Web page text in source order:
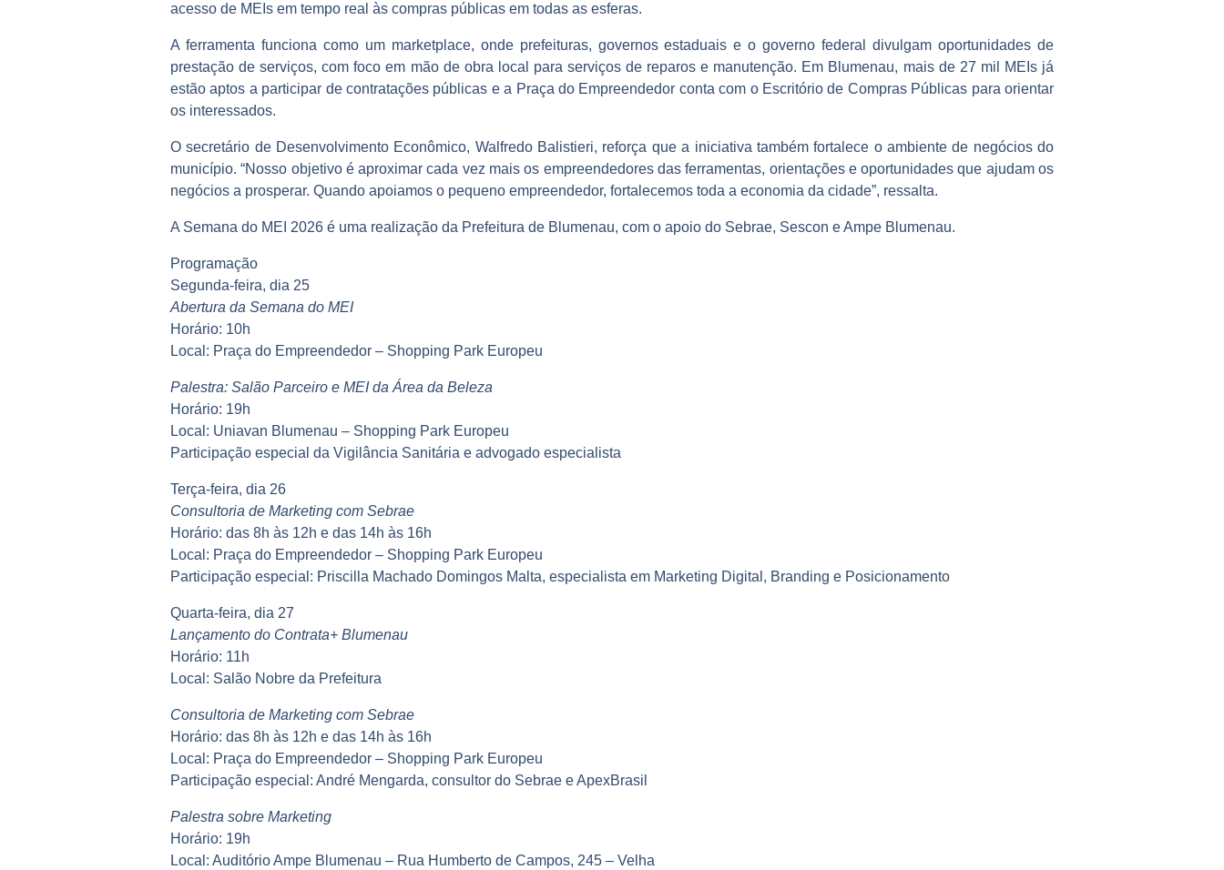
acesso de MEIs em tempo real às compras públicas em todas as esferas.
A ferramenta funciona como um marketplace, onde prefeituras, governos estaduais e o governo federal divulgam oportunidades de
prestação de serviços, com foco em mão de obra local para serviços de reparos e manutenção. Em Blumenau, mais de 27 mil MEIs já
estão aptos a participar de contratações públicas e a Praça do Empreendedor conta com o Escritório de Compras Públicas para orientar
os interessados.
O secretário de Desenvolvimento Econômico, Walfredo Balistieri, reforça que a iniciativa também fortalece o ambiente de negócios do
município. “Nosso objetivo é aproximar cada vez mais os empreendedores das ferramentas, orientações e oportunidades que ajudam os
negócios a prosperar. Quando apoiamos o pequeno empreendedor, fortalecemos toda a economia da cidade”, ressalta.
A Semana do MEI 2026 é uma realização da Prefeitura de Blumenau, com o apoio do Sebrae, Sescon e Ampe Blumenau.
Programação
Segunda-feira, dia 25
Abertura da Semana do MEI
Horário: 10h
Local: Praça do Empreendedor – Shopping Park Europeu
Palestra: Salão Parceiro e MEI da Área da Beleza
Horário: 19h
Local: Uniavan Blumenau – Shopping Park Europeu
Participação especial da Vigilância Sanitária e advogado especialista
Terça-feira, dia 26
Consultoria de Marketing com Sebrae
Horário: das 8h às 12h e das 14h às 16h
Local: Praça do Empreendedor – Shopping Park Europeu
Participação especial: Priscilla Machado Domingos Malta, especialista em Marketing Digital, Branding e Posicionamento
Quarta-feira, dia 27
Lançamento do Contrata+ Blumenau
Horário: 11h
Local: Salão Nobre da Prefeitura
Consultoria de Marketing com Sebrae
Horário: das 8h às 12h e das 14h às 16h
Local: Praça do Empreendedor – Shopping Park Europeu
Participação especial: André Mengarda, consultor do Sebrae e ApexBrasil
Palestra sobre Marketing
Horário: 19h
Local: Auditório Ampe Blumenau – Rua Humberto de Campos, 245 – Velha